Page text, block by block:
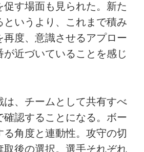
促す場面も見られた。新た
というより、これまで積み
再度、意識させるアプロー
が近づいていることを感じ
、チームとして共有すべ
確認することになる。ボー
る角度と連動性。攻守の切
取後の選択。選手それぞれ